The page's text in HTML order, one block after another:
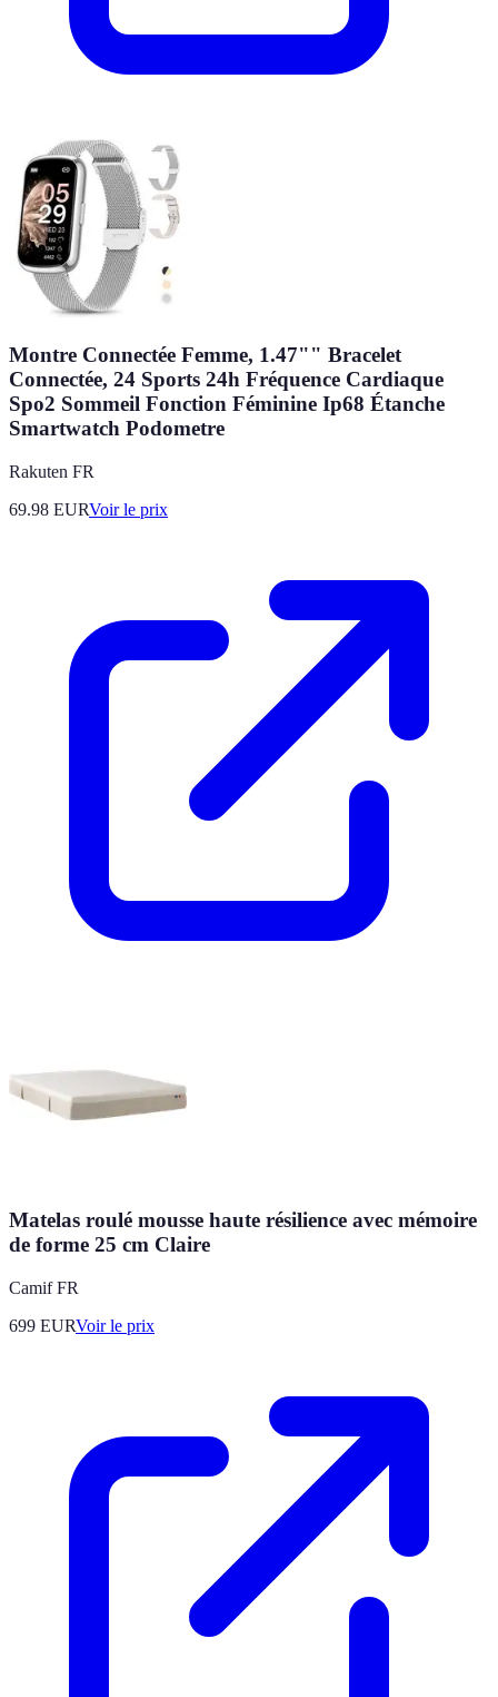
Montre Connectée Femme, 1.47"" Bracelet
Connectée, 24 Sports 24h Fréquence Cardiaque
Spo2 Sommeil Fonction Féminine Ip68 Étanche
Smartwatch Podometre
Rakuten FR
69.98 EURVoir le prix
Matelas roulé mousse haute résilience avec mémoire
de forme 25 cm Claire
Camif FR
699 EURVoir le prix